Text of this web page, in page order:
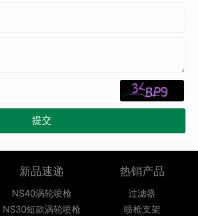
新品速递
NS40涡轮喷枪
NS30短款涡轮喷枪
热销产品
过滤器
喷枪支架